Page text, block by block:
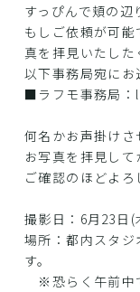
すっぴんで頬の辺
もしご依頼が可
真を拝見いたした
以下事務局宛にお
■ラフモ事務局
何名かお声掛け
お写真を拝見し
ご確認のほどよろ
撮影日：6月23日(
場所：都内スタ
す。
※恐らく午前中